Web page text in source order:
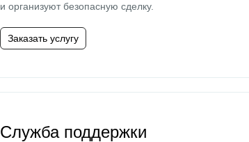
и организуют безопасную сделку.
Заказать услугу
Служба поддержки